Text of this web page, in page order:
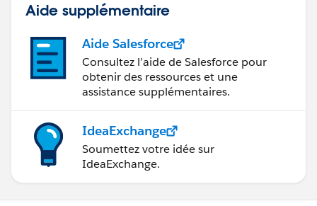
Aide supplémentaire
Aide Salesforce
Consultez l’aide de Salesforce pour
obtenir des ressources et une
assistance supplémentaires.
IdeaExchange
Soumettez votre idée sur
IdeaExchange.